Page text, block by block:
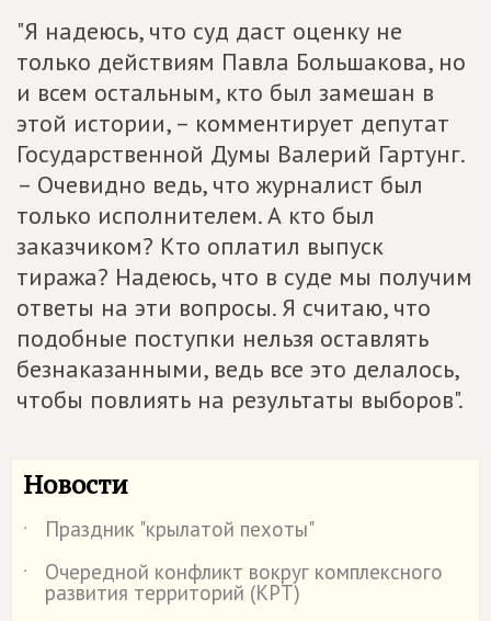
"Я надеюсь, что суд даст оценку не
только действиям Павла Большакова, но
и всем остальным, кто был замешан в
этой истории, – комментирует депутат
Государственной Думы Валерий Гартунг.
– Очевидно ведь, что журналист был
только исполнителем. А кто был
заказчиком? Кто оплатил выпуск
тиража? Надеюсь, что в суде мы получим
ответы на эти вопросы. Я считаю, что
подобные поступки нельзя оставлять
безнаказанными, ведь все это делалось,
чтобы повлиять на результаты выборов".
Новости
˙
Праздник "крылатой пехоты"
˙
Очередной конфликт вокруг комплексного
развития территорий (КРТ)